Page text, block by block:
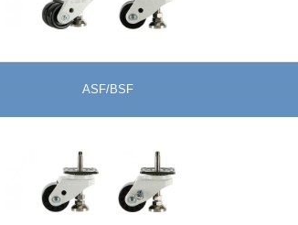
ASF/BSF